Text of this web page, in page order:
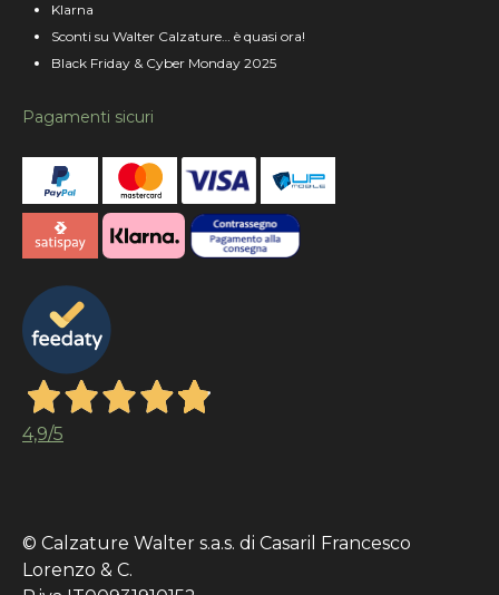
Klarna
Sconti su Walter Calzature… è quasi ora!
Black Friday & Cyber Monday 2025
Pagamenti sicuri
4,9/5
© Calzature Walter s.a.s. di Casaril Francesco
Lorenzo & C.